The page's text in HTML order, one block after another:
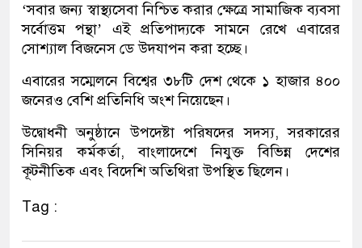
‘সবার জন্য স্বাস্থ্যসেবা নিশ্চিত করার ক্ষেত্রে সামাজিক ব্যবসা
সর্বোত্তম পন্থা’ এই প্রতিপাদ্যকে সামনে রেখে এবারের
সোশ্যাল বিজনেস ডে উদযাপন করা হচ্ছে।
এবারের সম্মেলনে বিশ্বের ৩৮টি দেশ থেকে ১ হাজার ৪০০
জনেরও বেশি প্রতিনিধি অংশ নিয়েছেন।
উদ্বোধনী অনুষ্ঠানে উপদেষ্টা পরিষদের সদস্য, সরকারের
সিনিয়র কর্মকর্তা, বাংলাদেশে নিযুক্ত বিভিন্ন দেশের
কূটনীতিক এবং বিদেশি অতিথিরা উপস্থিত ছিলেন।
Tag :